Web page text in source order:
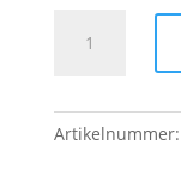
geschnitten
Artikelnummer: